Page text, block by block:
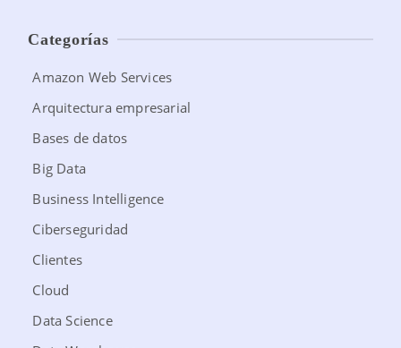
Categorías
Amazon Web Services
Arquitectura empresarial
Bases de datos
Big Data
Business Intelligence
Ciberseguridad
Clientes
Cloud
Data Science